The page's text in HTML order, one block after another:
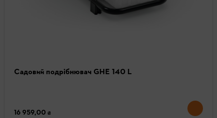
Садовий подрібнювач GHE 140 L
16 959,00 ₴